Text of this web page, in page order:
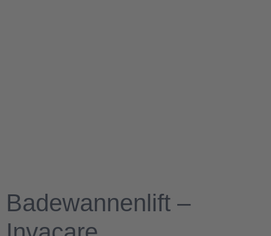
Badewannenlift –